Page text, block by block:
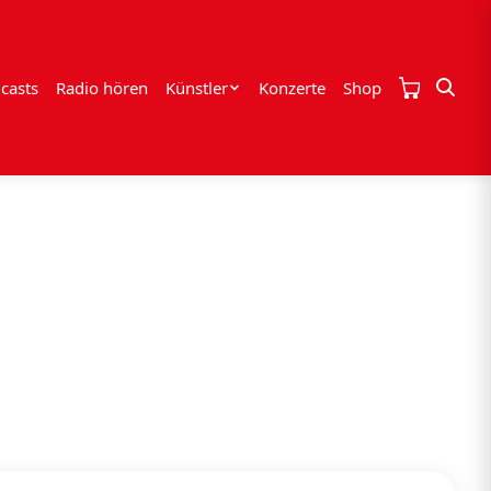
Radio hören Künstler Konzerte Shop